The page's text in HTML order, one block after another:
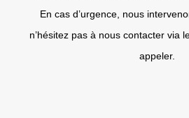
En cas d’urgence, nous
n’hésitez pas à nous contacter via
appeler.